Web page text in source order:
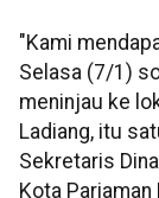
"Kami
Selasa (7/1)
meninjau ke
Ladiang, itu
Sekretaris
Kota Pariaman